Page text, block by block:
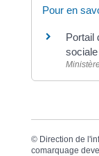
Pour en
Portail
sociale
© Direction de
comarquage